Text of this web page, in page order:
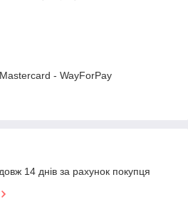
- WayForPay
14 днів за рахунок покупця